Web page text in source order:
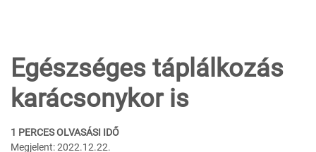
Egészséges táplálkozás
karácsonykor is
1 PERCES OLVASÁSI IDŐ
Megjelent: 2022.12.22.